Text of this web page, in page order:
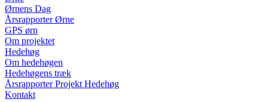
Ørnens Dag
Årsrapporter Ørne
GPS ørn
Om projektet
Hedehøg
Om hedehøgen
Hedehøgens træk
Årsrapporter Projekt Hedehøg
Kontakt